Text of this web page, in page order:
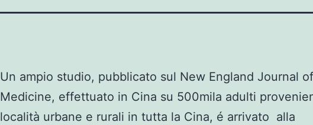
Un ampio studio, pubblicato sul New England Journal of
Medicine, effettuato in Cina su 500mila adulti
località urbane e rurali in tutta la Cina, é arrivato alla